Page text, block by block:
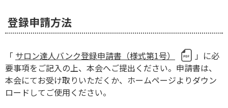
登録申請方法
「 サロン達人バンク登録申請書（様式第1号）
」に必
要事項をご記入の上、本会へご提出ください。申請書は、
本会にてお受け取りいただくか、ホームページよりダウン
ロードしてご使用ください。